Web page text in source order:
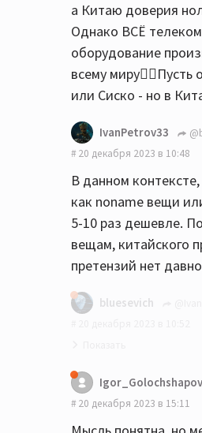
а Китаю доверия
Однако ВСЁ
оборудование
всему миру🤷‍♀️Пусть
или Сиско - но в
IvanPetrov33
20 декабря 2023 в 10:48
В данном
как noname вещи
5-10 раз дешевле.
вещам, китайского
претензий нет
bluesevich
Да понятно что
останется
напиши...
Igor_Golochshapov
20 декабря 2023 в 15:11